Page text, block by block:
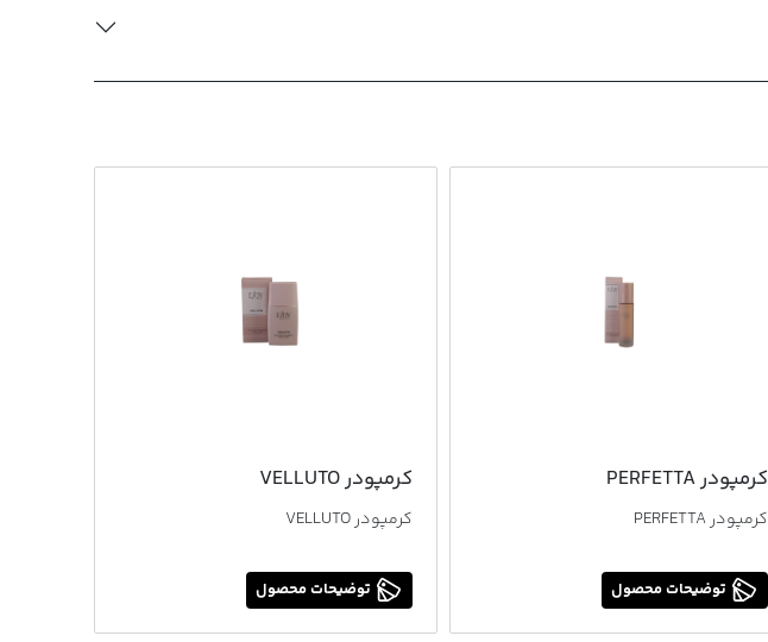
کرمپودر PERFETTA
کرمپودر PERFETTA
توضیحات محصول
کرمپودر VELLUTO
کرمپودر VELLUTO
توضیحات محصول